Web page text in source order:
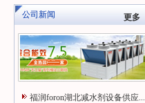
公司新闻 更多
福润foron湖北减水剂设备供应...